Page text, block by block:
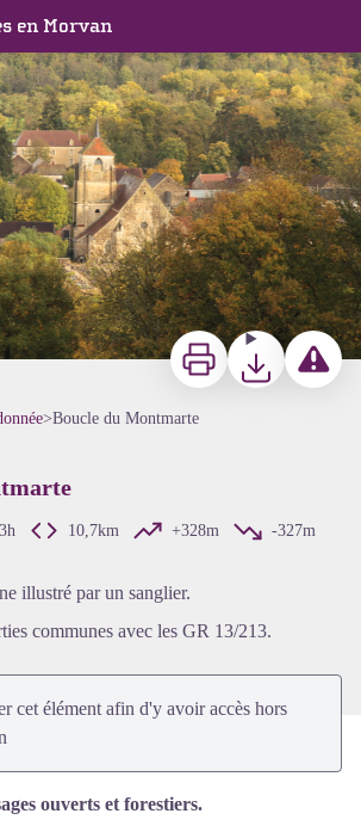
en Morvan
ImprimerTéléchargerSignaler
>Boucle du Montmarte
3h 10,7km +328m
-327m
illustré par un sanglier.
communes avec les GR 13/213.
cet élément afin d'y avoir accès hors
ouverts et forestiers.